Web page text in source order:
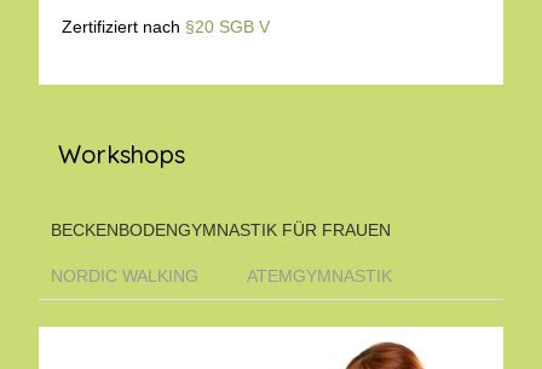
Zertifiziert nach §20 SGB V
Workshops
BECKENBODENGYMNASTIK FÜR FRAUEN
NORDIC WALKING ATEMGYMNASTIK